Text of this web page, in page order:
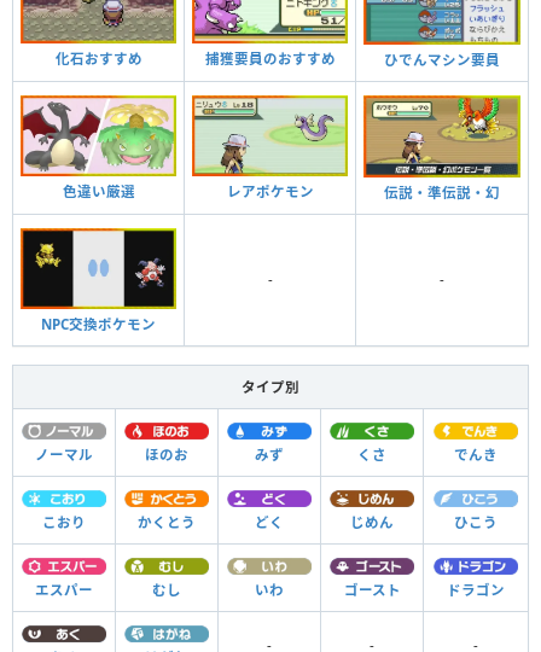
化石おすすめ 捕獲要員のおすすめ ひでんマシン要員
色違い厳選 レアポケモン 伝説・準伝説・幻
NPC交換ポケモン
- -
タイプ別
ノーマル ほのお みず くさ でんき
こおり かくとう どく じめん ひこう
エスパー むし いわ ゴースト ドラゴン
- - -